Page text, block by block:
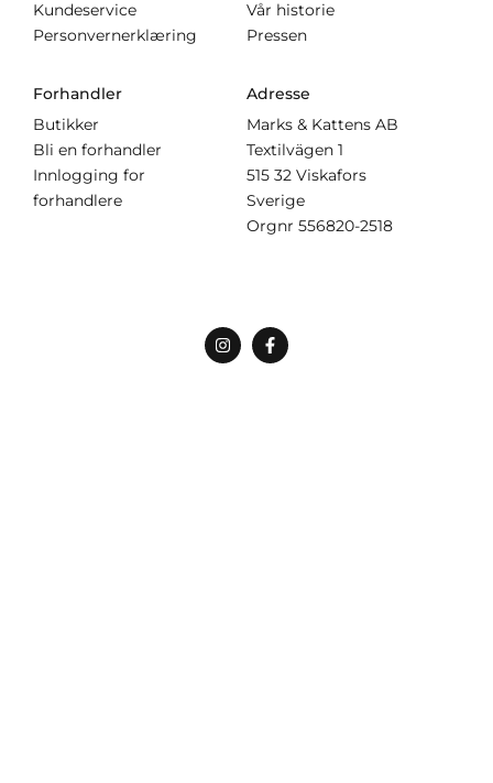
Kundeservice
Personvernerklæring
Vår historie
Pressen
Forhandler
Butikker
Bli en forhandler
Innlogging for
forhandlere
Adresse
Marks & Kattens AB
Textilvägen 1
515 32 Viskafors
Sverige
Orgnr 556820-2518